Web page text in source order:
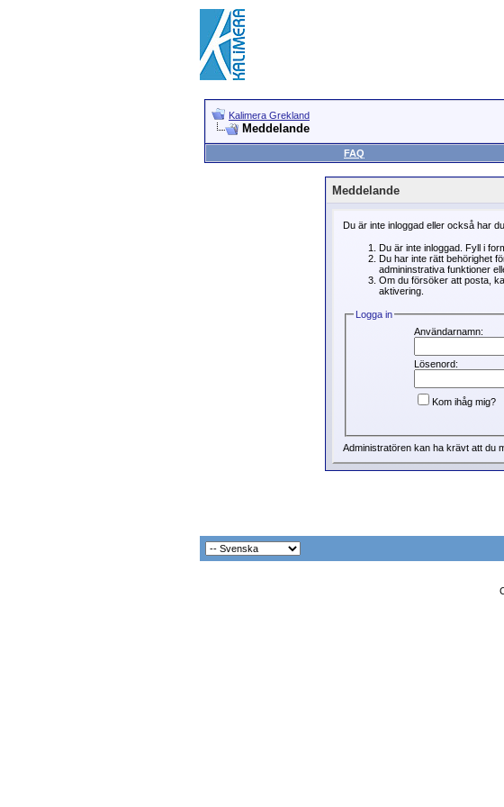
Kalimera Grekland
Meddelande
FAQ
Meddelande
Du är inte inloggad eller också har
Du är inte inloggad. Fyll i
Du har inte rätt behörighet
admininstrativa funktioner
Om du försöker att posta,
aktivering.
Logga in
Användarnamn:
Lösenord:
Kom ihåg mig?
Administratören kan ha krävt att du